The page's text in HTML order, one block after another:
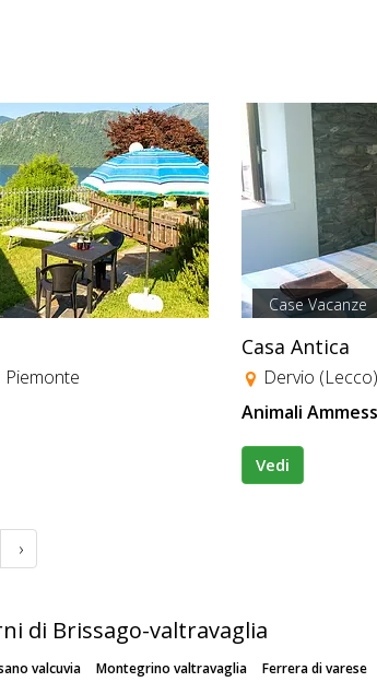
Case Vacanze
Casa Antica
Dervio
Animali
Vedi
›
di Brissago-valtravaglia
valcuvia Montegrino valtravaglia Ferrera di varese